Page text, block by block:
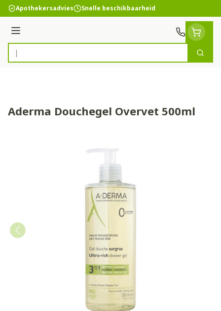
Ga naar de inhoud
Apothekersadvies Snelle beschikbaarheid
Menu
Product, merk, categorie...
Zoek
Aderma Douchegel Overvet 500ml